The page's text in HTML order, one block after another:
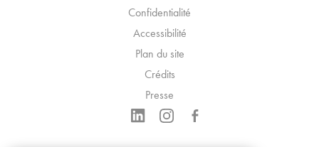
Confidentialité
Accessibilité
Plan du site
Crédits
Presse